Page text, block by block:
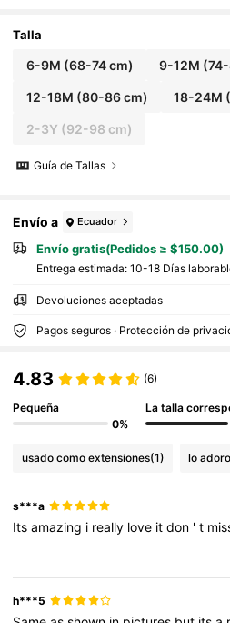
Talla
6-9M (68-74 cm) 9-12M
12-18M (80-86 cm) 18-24M
2-3Y (92-98 cm)
Guía de Tallas
Envío a Ecuador
Envío gratis(Pedidos ≥ $150.00)
Entrega estimada: 10-18 Días
Devoluciones aceptadas
Pagos seguros · Protección de
4.83 (6)
Pequeña
0%
La talla
usado como extensiones(1) lo adoro
s***a
Itsamazing i really love itdon 't
h***5